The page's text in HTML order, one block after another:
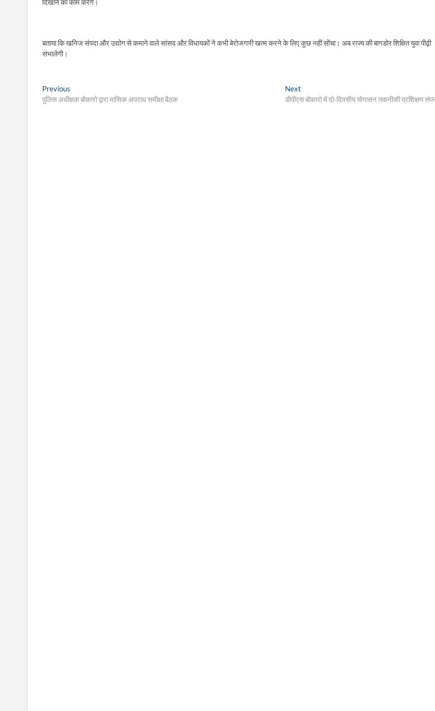
दिखाने का काम करेंगे।
बताया कि खनिज संपदा और उद्योग से कमाने वाले सांसद और विधायकों ने कभी बेरोजगारी खत्म करने के लिए कुछ नहीं सोंचा। अब राज्य की बागडोर शिक्षित युवा पीढ़ी
संभालेगी।
Post
navigation
Previous
post:
पुलिस अधीक्षक बोकारो द्वारा मासिक अपराध समीक्षा बैठक
Next
post:
डीपीएस बोकारो में दो-दिवसीय योगासन तकनीकी प्रशिक्षण